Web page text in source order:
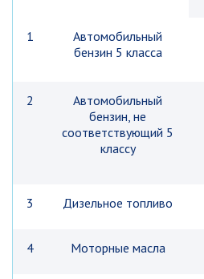
1
Автомобильный
бензин 5 класса
2
Автомобильный
бензин, не
соответствующий 5
классу
3 Дизельное топливо
4 Моторные масла